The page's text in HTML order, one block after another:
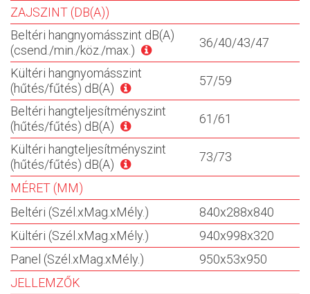
ZAJSZINT (DB(A))
Beltéri hangnyomásszint dB(A)
(csend./min./köz./max.)
36/40/43/47
Kültéri hangnyomásszint
(hűtés/fűtés) dB(A)
57/59
Beltéri hangteljesítményszint
(hűtés/fűtés) dB(A)
61/61
Kültéri hangteljesítményszint
(hűtés/fűtés) dB(A)
73/73
MÉRET (MM)
Beltéri (Szél.xMag.xMély.)
840x288x840
Kültéri (Szél.xMag.xMély.)
940x998x320
Panel (Szél.xMag.xMély.)
950x53x950
JELLEMZŐK